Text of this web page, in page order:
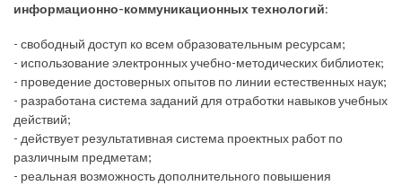
информационно-коммуникационных технологий:
- свободный доступ ко всем образовательным ресурсам;
- использование электронных учебно-методических библиотек;
- проведение достоверных опытов по линии естественных наук;
- разработана система заданий для отработки навыков учебных
действий;
- действует результативная система проектных работ по
различным предметам;
- реальная возможность дополнительного повышения